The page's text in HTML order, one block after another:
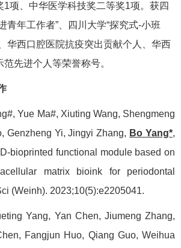
1项、中华医学科技奖二等奖1项。获四
青年工作者”、四川大学“探究式-小班
华西口腔医院抗疫突出贡献个人、华西
先进个人等荣誉称号。
Yue Ma#, Xiuting Wang, Shengmeng
Genzheng Yi, Jingyi Zhang, Bo Yang*,
bioprinted functional module based on
matrix bioink for periodontal
(Weinh). 2023;10(5):e2205041.
Yang, Yan Chen, Jiumeng Zhang,
Fangjun Huo, Qiang Guo, Weihua